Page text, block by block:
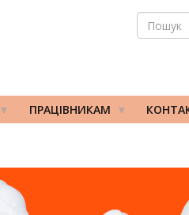
ПОШУК
ПРАЦІВНИКАМ